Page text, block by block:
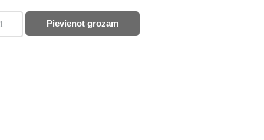
price
is:
Pievienot grozam